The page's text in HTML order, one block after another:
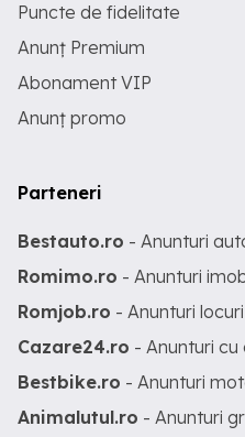
Puncte de fidelitate
Anunț Premium
Abonament VIP
Anunț promo
Parteneri
Bestauto.ro - Anunturi
Romimo.ro - Anunturi
Romjob.ro - Anunturi
Cazare24.ro - Anunturi
Bestbike.ro - Anunturi
Animalutul.ro - Anunturi